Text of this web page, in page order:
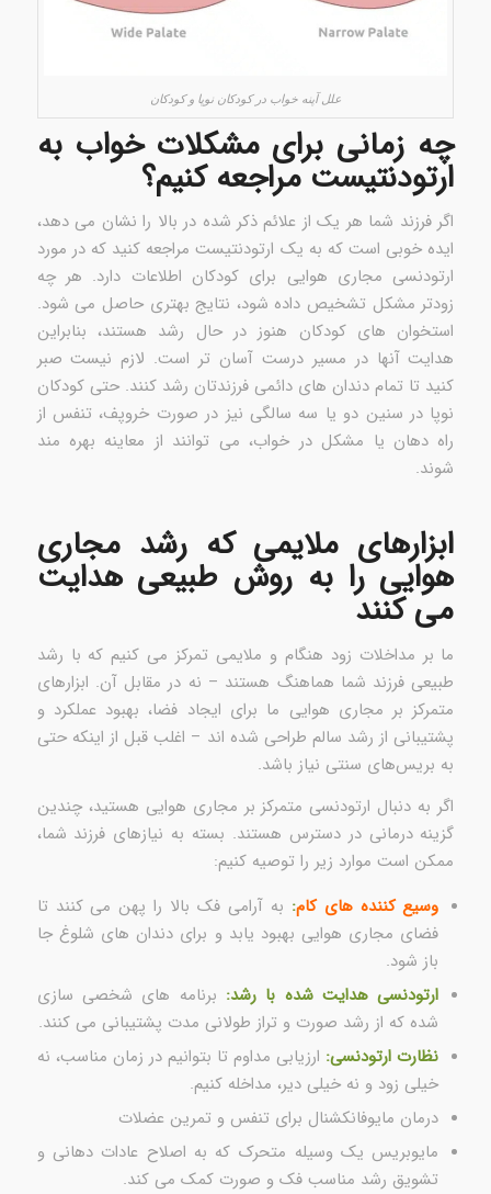
علل آپنه خواب در کودکان نوپا و کودکان
چه زمانی برای مشکلات خواب به
ارتودنتیست مراجعه کنیم؟
اگر فرزند شما هر یک از علائم ذکر شده در بالا را نشان می دهد،
ایده خوبی است که به یک ارتودنتیست مراجعه کنید که در مورد
ارتودنسی مجاری هوایی برای کودکان اطلاعات دارد. هر چه
زودتر مشکل تشخیص داده شود، نتایج بهتری حاصل می شود.
استخوان های کودکان هنوز در حال رشد هستند، بنابراین
هدایت آنها در مسیر درست آسان تر است. لازم نیست صبر
کنید تا تمام دندان های دائمی فرزندتان رشد کنند. حتی کودکان
نوپا در سنین دو یا سه سالگی نیز در صورت خروپف، تنفس از
راه دهان یا مشکل در خواب، می توانند از معاینه بهره مند
شوند.
ابزارهای ملایمی که رشد مجاری
هوایی را به روش طبیعی هدایت
می کنند
ما بر مداخلات زود هنگام و ملایمی تمرکز می کنیم که با رشد
طبیعی فرزند شما هماهنگ هستند – نه در مقابل آن. ابزارهای
متمرکز بر مجاری هوایی ما برای ایجاد فضا، بهبود عملکرد و
پشتیبانی از رشد سالم طراحی شده اند – اغلب قبل از اینکه حتی
به بریس‌های سنتی نیاز باشد.
اگر به دنبال ارتودنسی متمرکز بر مجاری هوایی هستید، چندین
گزینه درمانی در دسترس هستند. بسته به نیازهای فرزند شما،
ممکن است موارد زیر را توصیه کنیم:
وسیع کننده های کام: به آرامی فک بالا را پهن می کنند تا
فضای مجاری هوایی بهبود یابد و برای دندان های شلوغ جا
باز شود.
ارتودنسی هدایت شده با رشد: برنامه های شخصی سازی
شده که از رشد صورت و تراز طولانی مدت پشتیبانی می کنند.
نظارت ارتودنسی: ارزیابی مداوم تا بتوانیم در زمان مناسب، نه
خیلی زود و نه خیلی دیر، مداخله کنیم.
درمان مایوفانکشنال برای تنفس و تمرین عضلات
مایوبریس یک وسیله متحرک که به اصلاح عادات دهانی و
تشویق رشد مناسب فک و صورت کمک می کند.